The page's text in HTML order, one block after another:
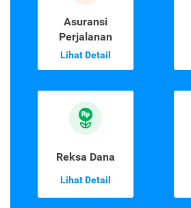
Asuransi
Perjalanan
Lihat Detail
Reksa Dana
Lihat Detail